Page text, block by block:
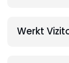
Werkt